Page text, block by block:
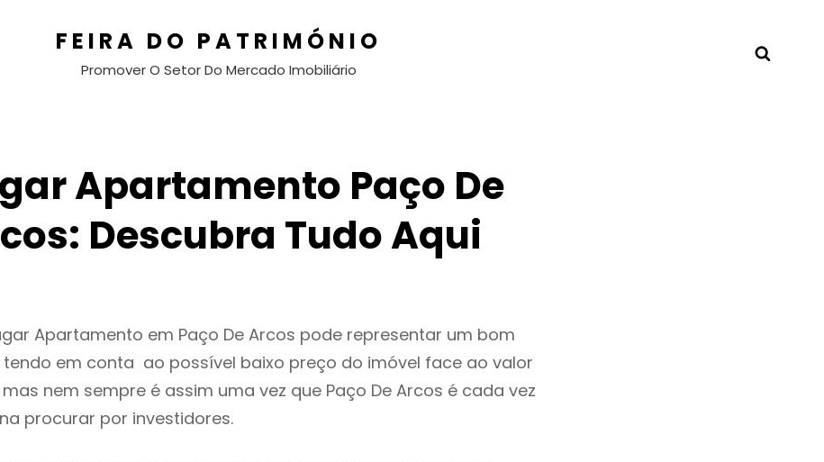
FEIRA DO PATRIMÓNIO
Promover O Setor Do Mercado Imobiliário
Apartamento Paço De
Descubra Tudo Aqui
Apartamento em Paço De Arcos pode representar um bom
em conta ao possível baixo preço do imóvel face ao valor
nem sempre é assim uma vez que Paço De Arcos é cada vez
procurar por investidores.